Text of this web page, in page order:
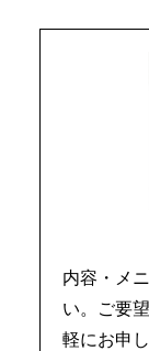
内容・メ
い。ご要
軽にお申